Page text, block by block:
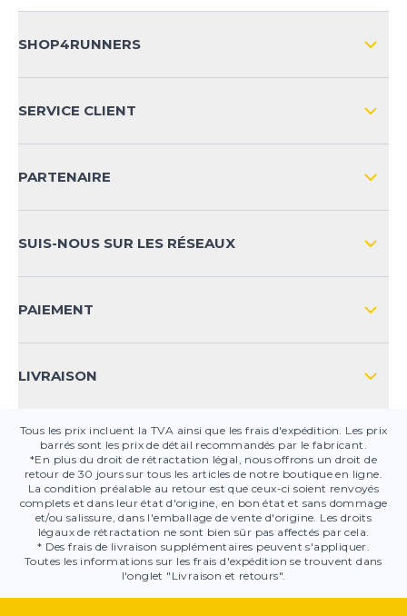
SHOP4RUNNERS
SERVICE CLIENT
CONTACT
SÉCURITÉ DES PRODUITS
PARTENAIRE
SUIS-NOUS SUR LES RÉSEAUX
PAIEMENT
LIVRAISON
Tous les prix incluent la TVA ainsi que les frais d'expédition. Les prix
barrés sont les prix de détail recommandés par le fabricant.
*En plus du droit de rétractation légal, nous offrons un droit de
retour de 30 jours sur tous les articles de notre boutique en ligne.
La condition préalable au retour est que ceux-ci soient renvoyés
complets et dans leur état d'origine, en bon état et sans dommage
et/ou salissure, dans l'emballage de vente d'origine. Les droits
légaux de rétractation ne sont bien sûr pas affectés par cela.
* Des frais de livraison supplémentaires peuvent s'appliquer.
Toutes les informations sur les frais d'expédition se trouvent dans
l'onglet "Livraison et retours".